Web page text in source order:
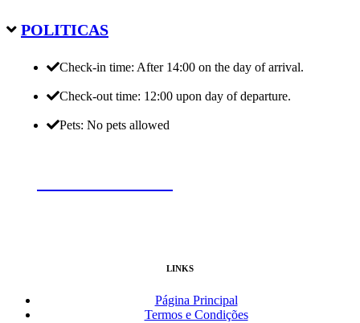
POLITICAS
Check-in time: After 14:00 on the day of arrival.
Check-out time: 12:00 upon day of departure.
Pets: No pets allowed
LINKS
Página Principal
Termos e Condições